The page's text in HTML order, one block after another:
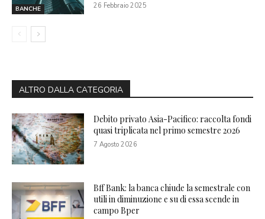
BANCHE 26 Febbraio 2025
ALTRO DALLA CATEGORIA
Debito privato Asia-Pacifico: raccolta fondi
quasi triplicata nel primo semestre 2026
7 Agosto 2026
Bff Bank: la banca chiude la semestrale con
utili in diminuzione e su di essa scende in
campo Bper